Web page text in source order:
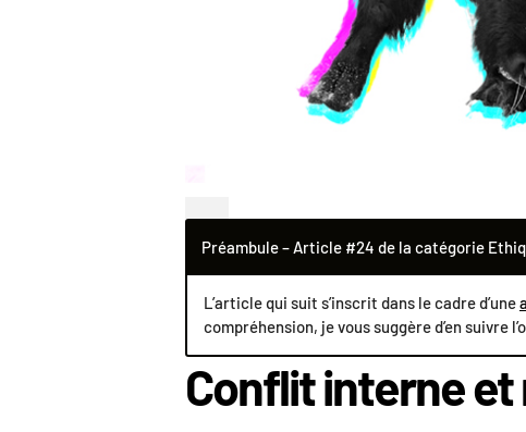
Préambule – Article #24 de la catégorie
L’article qui suit s’inscrit dans le cadre d’une
compréhension, je vous suggère d’en suivre
Conflit interne